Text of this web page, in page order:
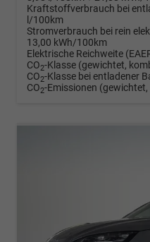
Kraftstoffverbrauch bei
l/100km
Stromverbrauch bei rein
13,00 kWh/100km
Elektrische Reichweite
CO2-Klasse (gewichtet,
CO2-Klasse bei entladener
CO2-Emissionen